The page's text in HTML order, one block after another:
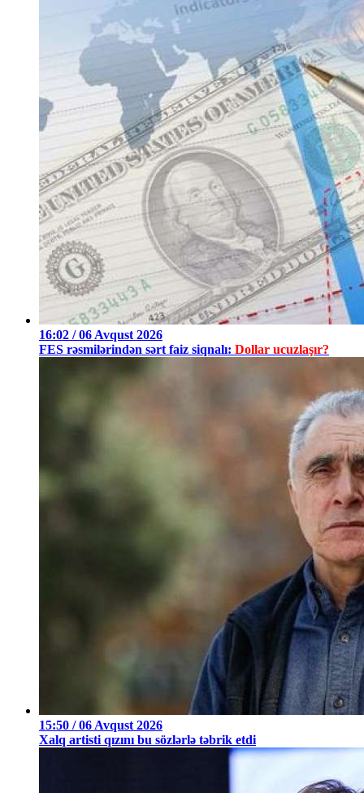
16:02 / 06 Avqust 2026
FES rəsmilərindən sərt faiz siqnalı: Dollar ucuzlaşır?
15:50 / 06 Avqust 2026
Xalq artisti qızını bu sözlərlə təbrik etdi